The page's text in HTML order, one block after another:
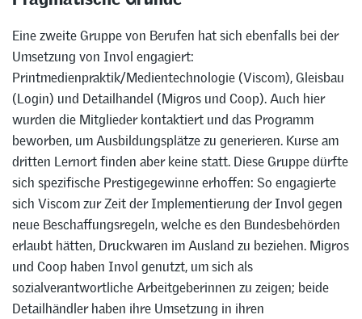
Eine zweite Gruppe von Berufen hat sich ebenfalls bei der
Umsetzung von Invol engagiert:
Printmedienpraktik/Medientechnologie (Viscom), Gleisbau
(Login) und Detailhandel (Migros und Coop). Auch hier
wurden die Mitglieder kontaktiert und das Programm
beworben, um Ausbildungsplätze zu generieren. Kurse am
dritten Lernort finden aber keine statt. Diese Gruppe dürfte
sich spezifische Prestigegewinne erhoffen: So engagierte
sich Viscom zur Zeit der Implementierung der Invol gegen
neue Beschaffungsregeln, welche es den Bundesbehörden
erlaubt hätten, Druckwaren im Ausland zu beziehen. Migros
und Coop haben Invol genutzt, um sich als
sozialverantwortliche Arbeitgeberinnen zu zeigen; beide
Detailhändler haben ihre Umsetzung in ihren